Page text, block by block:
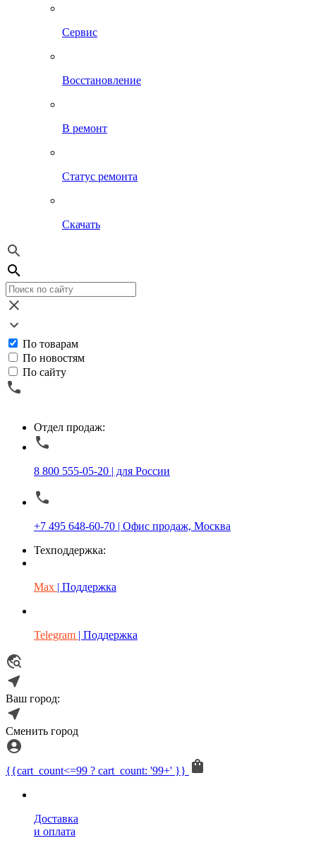
Сервис
Восстановление
В ремонт
Статус ремонта
Скачать
По товарам
По новостям
По сайту
Отдел продаж:
8 800 555-05-20 | для России
+7 495 648-60-70 | Офис продаж, Москва
Техподдержка:
Max | Поддержка
Telegram | Поддержка
Ваш город:
Сменить город
{{cart_count<=99 ? cart_count: '99+' }}
Доставка
и оплата